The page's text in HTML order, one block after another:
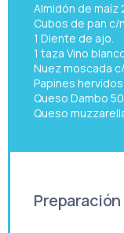
Almidón de maíz
Cubos de pan c/
1 Diente de ajo.
1 taza Vino
Nuez moscada
Papines
Queso Dambo
Queso
Preparación